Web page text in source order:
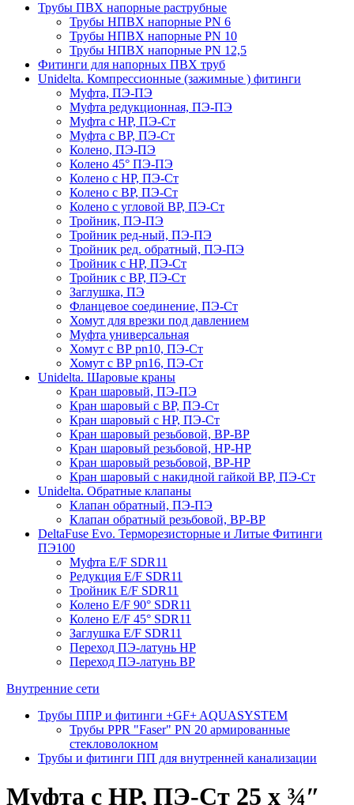
Трубы ПВХ напорные раструбные
Трубы НПВХ напорные PN 6
Трубы НПВХ напорные PN 10
Трубы НПВХ напорные PN 12,5
Фитинги для напорных ПВХ труб
Unidelta. Компрессионные (зажимные ) фитинги
Муфта, ПЭ-ПЭ
Муфта редукционная, ПЭ-ПЭ
Муфта с НР, ПЭ-Ст
Муфта с ВР, ПЭ-Ст
Колено, ПЭ-ПЭ
Колено 45° ПЭ-ПЭ
Колено с НР, ПЭ-Ст
Колено с ВР, ПЭ-Ст
Колено с угловой ВР, ПЭ-Ст
Тройник, ПЭ-ПЭ
Тройник ред-ный, ПЭ-ПЭ
Тройник ред. обратный, ПЭ-ПЭ
Тройник с НР, ПЭ-Ст
Тройник с ВР, ПЭ-Ст
Заглушка, ПЭ
Фланцевое соединение, ПЭ-Ст
Хомут для врезки под давлением
Муфта универсальная
Хомут с ВР pn10, ПЭ-Ст
Хомут с ВР pn16, ПЭ-Ст
Unidelta. Шаровые краны
Кран шаровый, ПЭ-ПЭ
Кран шаровый с ВР, ПЭ-Ст
Кран шаровый с НР, ПЭ-Ст
Кран шаровый резьбовой, ВР-ВР
Кран шаровый резьбовой, НР-НР
Кран шаровый резьбовой, ВР-НР
Кран шаровый с накидной гайкой ВР, ПЭ-Ст
Unidelta. Обратные клапаны
Клапан обратный, ПЭ-ПЭ
Клапан обратный резьбовой, ВР-ВР
DeltaFuse Evo. Терморезисторные и Литые Фитинги
ПЭ100
Муфта E/F SDR11
Редукция E/F SDR11
Тройник E/F SDR11
Колено E/F 90° SDR11
Колено E/F 45° SDR11
Заглушка E/F SDR11
Переход ПЭ-латунь НР
Переход ПЭ-латунь ВР
Внутренние сети
Трубы ППР и фитинги +GF+ AQUASYSTEM
Трубы PPR "Faser" PN 20 армированные
стекловолокном
Трубы и фитинги ПП для внутренней канализации
Муфта с НР, ПЭ-Ст 25 х ¾″